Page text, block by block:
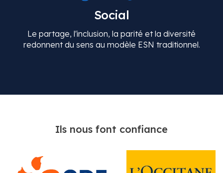
Social
Le partage, l'inclusion, la parité et la diversité
redonnent du sens au modèle ESN traditionnel.
Ils nous font confiance